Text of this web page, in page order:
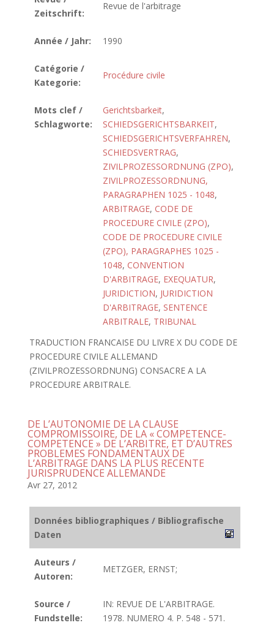
Zeitschrift:
Revue de l'arbitrage
Année / Jahr: 1990
Catégorie /
Kategorie:
Procédure civile
Mots clef /
Schlagworte:
Gerichtsbarkeit,
SCHIEDSGERICHTSBARKEIT,
SCHIEDSGERICHTSVERFAHREN,
SCHIEDSVERTRAG,
ZIVILPROZESSORDNUNG (ZPO),
ZIVILPROZESSORDNUNG,
PARAGRAPHEN 1025 - 1048,
ARBITRAGE, CODE DE
PROCEDURE CIVILE (ZPO),
CODE DE PROCEDURE CIVILE
(ZPO), PARAGRAPHES 1025 -
1048, CONVENTION
D'ARBITRAGE, EXEQUATUR,
JURIDICTION, JURIDICTION
D'ARBITRAGE, SENTENCE
ARBITRALE, TRIBUNAL
TRADUCTION FRANCAISE DU LIVRE X DU CODE DE
PROCEDURE CIVILE ALLEMAND
(ZIVILPROZESSORDNUNG) CONSACRE A LA
PROCEDURE ARBITRALE.
DE L’AUTONOMIE DE LA CLAUSE
COMPROMISSOIRE, DE LA « COMPETENCE-
COMPETENCE » DE L’ARBITRE, ET D’AUTRES
PROBLEMES FONDAMENTAUX DE
L’ARBITRAGE DANS LA PLUS RECENTE
JURISPRUDENCE ALLEMANDE
Avr 27, 2012
Données bibliographiques / Bibliografische
Daten
Auteurs /
Autoren:
METZGER, ERNST;
Source /
Fundstelle:
IN: REVUE DE L'ARBITRAGE.
1978. NUMERO 4. P. 548 - 571.